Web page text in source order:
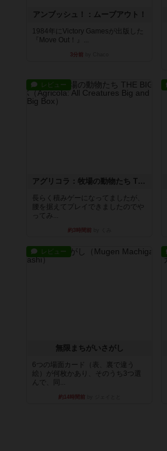
アンブッシュ！：ムーブアウト！
1984年にVictory Gamesが出版した
『Move Out！』...
3分前
レビュー
アグリコラ：牧場の動物たち THE BIG BOX
長らく積みゲーになってましたが、
腰を据えてプレイできましたのでや
ってみ...
約3時間前
レビュー
無限まちがいさがし
6つの場面カード（表、裏で違う
絵）が何枚かあり、そのうち3つ選
んで、同...
約14時間前